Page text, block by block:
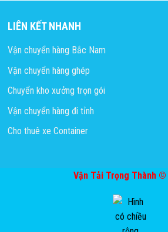
LIÊN KẾT NHANH
Vận chuyển hàng Bắc Nam
Vận chuyển hàng ghép
Chuyển kho xưởng trọn gói
Vận chuyển hàng đi tỉnh
Cho thuê xe Container
Vận Tải Trọng Thành ©